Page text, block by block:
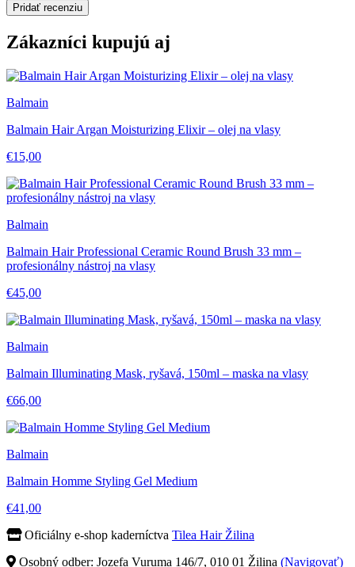
Pridať recenziu
Zákazníci kupujú aj
Balmain
Balmain Hair Argan Moisturizing Elixir – olej na vlasy
€15,00
Balmain
Balmain Hair Professional Ceramic Round Brush 33 mm –
profesionálny nástroj na vlasy
€45,00
Balmain
Balmain Illuminating Mask, ryšavá, 150ml – maska na vlasy
€66,00
Balmain
Balmain Homme Styling Gel Medium
€41,00
Oficiálny e-shop kaderníctva Tilea Hair Žilina
Osobný odber: Jozefa Vuruma 146/7, 010 01 Žilina (Navigovať)